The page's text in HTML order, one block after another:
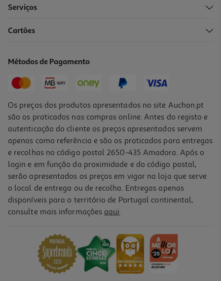
Price reduced from
4,99 €to
Promoção
-23%
Toalha Praia Estampada Actuel 350g 90x160cm Modelos Sortidos
Price reduced from
10,00 €
Serviços
Cartões
Métodos de Pagamento
Os preços dos produtos apresentados no site Auchan.pt
são os praticados nas compras online. Antes do registo e
autenticação do cliente os preços apresentados servem
apenas como referência e são os praticados para entregas
e recolhas no código postal 2650-435 Amadora. Após o
login e em função da proximidade e do código postal,
serão apresentados os preços em vigor na loja que serve
o local de entrega ou de recolha. Entregas apenas
disponíveis para o território de Portugal continental,
consulte mais informações aqui.